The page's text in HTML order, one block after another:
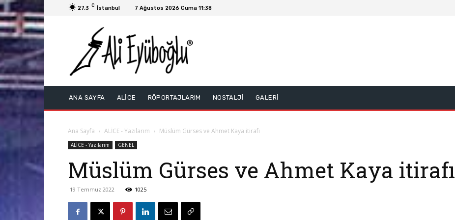
27.3 C İstanbul 7 Ağustos 2026 Cuma 11:38
ANA SAYFA ALİCE RÖPORTAJLARIM NOSTALJİ GALERİ
Ana Sayfa ALİCE - Yazılarım Müslüm Gürses ve Ahmet Kaya itirafı
ALİCE - Yazılarım GENEL
Müslüm Gürses ve Ahmet Kaya itirafı
19 Temmuz 2022 1025